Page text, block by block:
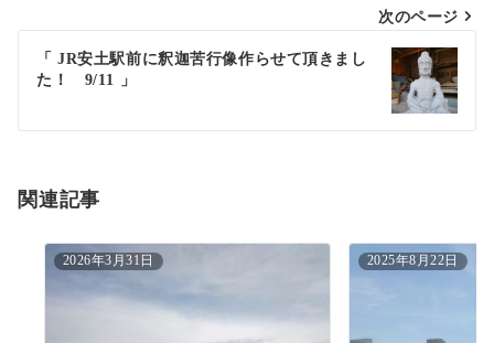
シ
ン
次のページ
「 JR安土駅前に釈迦苦行像作らせて頂きまし
た！ 9/11 」
関連記事
2026年3月31日 2025年8月22日